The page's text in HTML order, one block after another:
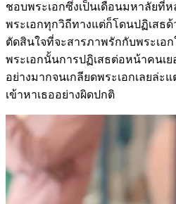
ชอบพระเอกซึ่งเป็นเดือนมหาลัยที่
พระเอกทุกวิถีทางแต่ก็โดนปฏิเสธ
ตัดสินใจที่จะสารภาพรักกับพระเอ
พระเอกนั้นการปฏิเสธต่อหน้าคนเย
อย่างมากจนเกลียดพระเอกเลยล่ะ
เข้าหาเธออย่างผิดปกติ